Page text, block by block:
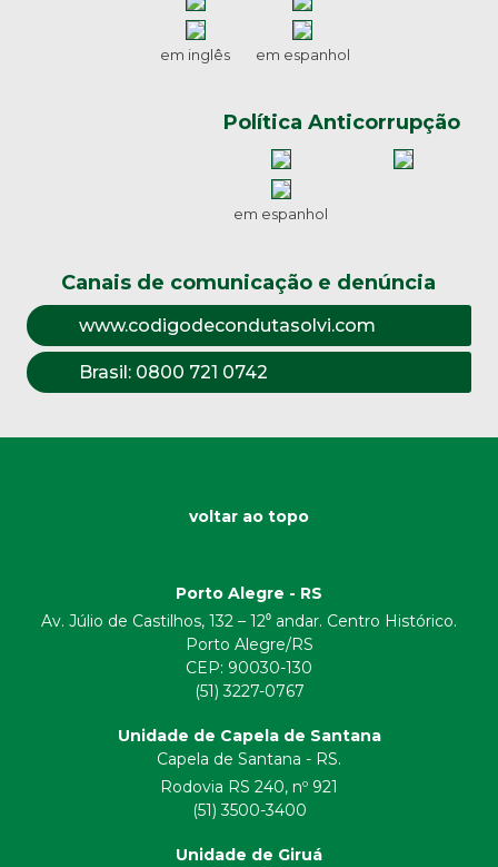
em inglês em espanhol
Política Anticorrupção
em espanhol
Canais de comunicação e denúncia
www.codigodecondutasolvi.com
Brasil: 0800 721 0742
voltar ao topo
Porto Alegre - RS
Av. Júlio de Castilhos, 132 – 12⁰ andar. Centro Histórico.
Porto Alegre/RS
CEP: 90030-130
(51) 3227-0767
Unidade de Capela de Santana
Capela de Santana - RS.
Rodovia RS 240, nº 921
(51) 3500-3400
Unidade de Giruá